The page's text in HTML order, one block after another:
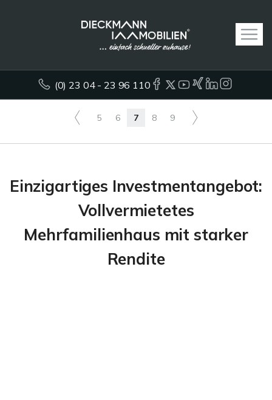
(0) 23 04 - 23 96 110
5 6 7 8 9
Einzigartiges Investmentangebot:
Vollvermietetes
Mehrfamilienhaus mit starker
Rendite